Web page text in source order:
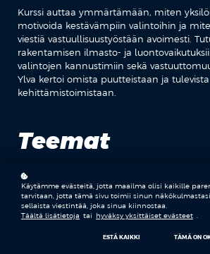
Kurssi auttaa ymmärtämään, miten
motivoida kestävämpiin valintoihin ja
viestiä vastuullisuustyöstään avoimesti.
rakentamisen ilmasto- ja
valintojen kannustimiin sekä
Ylva kertoi omista puutteistaan ja tulevista
kehittämistoimistaan.
Teemat
VASTUULLISUUS
Käytämme evästeitä, jotta maailma olisi kaikille
tarvitaan, jotta tämä sivu toimii sinun
sellaista viestintää, joka sinua kiinnostaa.
Täältä lisätietoja tai hyväksy yksittäiset evästeet
ESTÄ KAIKKI TÄMÄ ON